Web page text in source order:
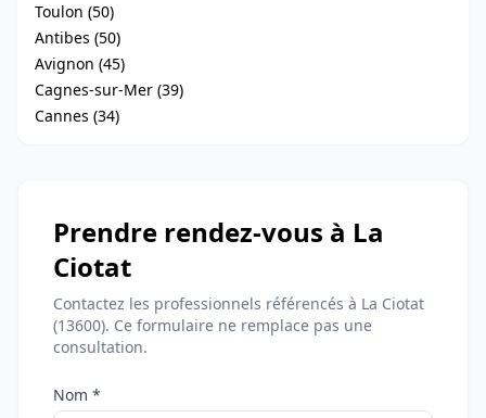
Toulon (50)
Antibes (50)
Avignon (45)
Cagnes-sur-Mer (39)
Cannes (34)
Prendre rendez-vous à La
Ciotat
Contactez les professionnels référencés à La Ciotat
(13600). Ce formulaire ne remplace pas une
consultation.
Nom *